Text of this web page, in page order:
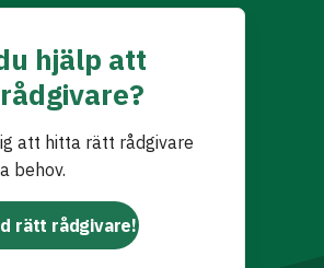
hjälp att
att hitta rätt rådgivare
behov.
rätt rådgivare!